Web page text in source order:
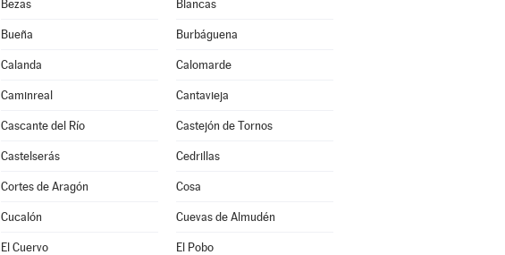
Bezas Blancas
Bueña Burbáguena
Calanda Calomarde
Caminreal Cantavieja
Cascante del Río Castejón de Tornos
Castelserás Cedrillas
Cortes de Aragón Cosa
Cucalón Cuevas de Almudén
El Cuervo El Pobo